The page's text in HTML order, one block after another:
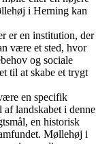
i Herning kan
er en institution, der
være et sted, hvor
og sociale
til at skabe et trygt
en specifik
landskabet i denne
en historisk
Møllehøj i